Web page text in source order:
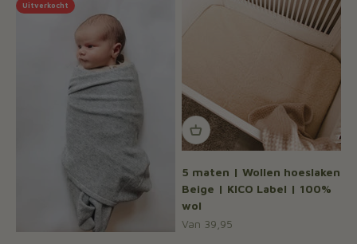
Uitverkocht
5 maten | Wollen hoeslaken
Beige | KICO Label | 100%
wol
Aanbiedingsprijs
Van 39,95